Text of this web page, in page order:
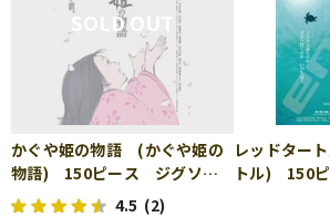
かぐや姫の物語 (かぐや姫の
物語) 150ピース ジグソー
パズル ENS-150-G45
4.5 (2)
レッドター
トル) 150